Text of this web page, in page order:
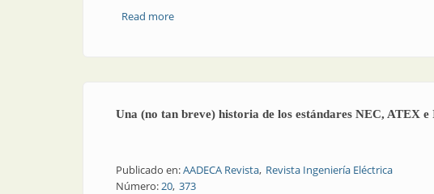
Read moreabout Una (no tan breve) historia de los estándares
Una (no tan breve) historia de los estándares NEC, ATEX
Publicado en:AADECA Revista Revista Ingeniería Eléctrica
Número:20 373